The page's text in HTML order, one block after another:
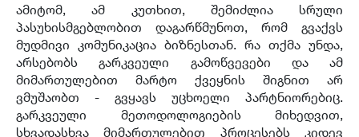
ამიტომ, ამ კუთხით, შემიძლია სრული
პასუხისმგებლობით დაგარწმუნოთ, რომ გვაქვს
მუდმივი კომუნიკაცია ბიზნესთან. რა თქმა უნდა,
არსებობს გარკვეული გამოწვევები და ამ
მიმართულებით მარტო ქვეყნის შიგნით არ
ვმუშაობთ - გვყავს უცხოელი პარტნიორებიც.
გარკვეული მეთოდოლოგიების მიხედვით,
სხვადასხვა მიმართულებით პროცესებს კიდევ